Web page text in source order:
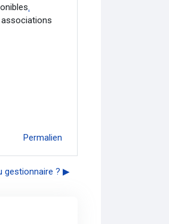
Permalien
gestionnaire ? ▶︎